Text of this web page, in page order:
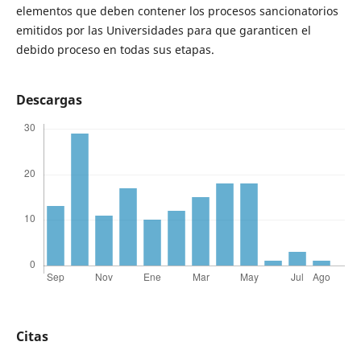
elementos que deben contener los procesos sancionatorios
emitidos por las Universidades para que garanticen el
debido proceso en todas sus etapas.
Descargas
Citas